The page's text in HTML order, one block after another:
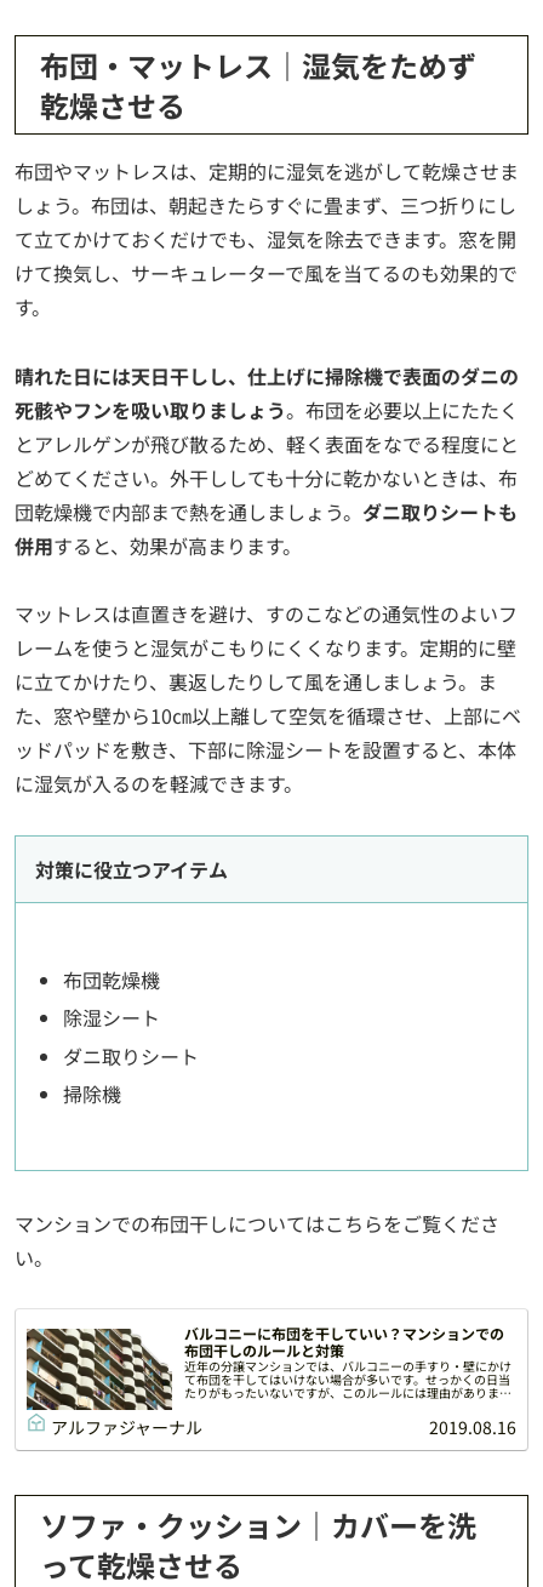
布団・マットレス｜湿気をためず
乾燥させる
布団やマットレスは、定期的に湿気を逃がして乾燥させま
しょう。布団は、朝起きたらすぐに畳まず、三つ折りにし
て立てかけておくだけでも、湿気を除去できます。窓を開
けて換気し、サーキュレーターで風を当てるのも効果的で
す。
晴れた日には天日干しし、仕上げに掃除機で表面のダニの
死骸やフンを吸い取りましょう。布団を必要以上にたたく
とアレルゲンが飛び散るため、軽く表面をなでる程度にと
どめてください。外干ししても十分に乾かないときは、布
団乾燥機で内部まで熱を通しましょう。 ダニ取りシートも
併用すると、効果が高まります。
マットレスは直置きを避け、すのこなどの通気性のよいフ
レームを使うと湿気がこもりにくくなります。定期的に壁
に立てかけたり、裏返したりして風を通しましょう。ま
た、窓や壁から10㎝以上離して空気を循環させ、上部にベ
ッドパッドを敷き、下部に除湿シートを設置すると、本体
に湿気が入るのを軽減できます。
対策に役立つアイテム
布団乾燥機
除湿シート
ダニ取りシート
掃除機
マンションでの布団干しについてはこちらをご覧くださ
い。
バルコニーに布団を干していい？マンションでの
布団干しのルールと対策
近年の分譲マンションでは、バルコニーの手すり・壁にかけ
て布団を干してはいけない場合が多いです。せっかくの日当
たりがもったいないですが、このルールには理由がありま
内で布団を干すときのおすすめアイテムをご紹介いたしま
す。
アルファジャーナル 2019.08.16
ソファ・クッション｜カバーを洗
って乾燥させる